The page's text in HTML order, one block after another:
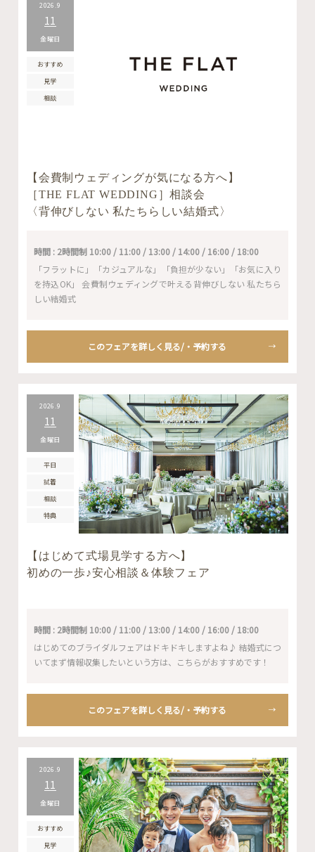
2026.9
11
金曜日
おすすめ
見学
相談
【会費制ウェディングが気になる方へ】
［THE FLAT WEDDING］相談会
〈背伸びしない 私たちらしい結婚式〉
時間 : 2時間制 10:00 / 11:00 / 13:00 / 14:00 / 16:00 / 18:00
「フラットに」「カジュアルな」「負担が少ない」「お気に入り
を持込OK」 会費制ウェディングで叶える背伸びしない 私たちら
しい結婚式
このフェアを詳しく見る/・予約する
2026.9
11
金曜日
平日
試着
相談
特典
【はじめて式場見学する方へ】
初めの一歩♪安心相談＆体験フェア
時間 : 2時間制 10:00 / 11:00 / 13:00 / 14:00 / 16:00 / 18:00
はじめてのブライダルフェアはドキドキしますよね♪ 結婚式につ
いてまず情報収集したいという方は、こちらがおすすめです！
このフェアを詳しく見る/・予約する
2026.9
11
金曜日
おすすめ
見学